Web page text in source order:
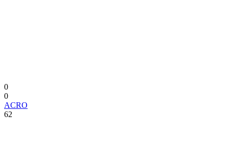
0
0
ACRO
62